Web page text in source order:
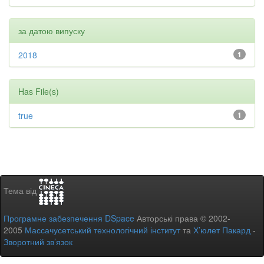
за датою випуску
1
2018
Has File(s)
1
true
Тема від
Програмне забезпечення DSpace Авторські права © 2002-
2005 Массачусетський технологічний інститутта Х’юлет Пакард -
Зворотний зв’язок